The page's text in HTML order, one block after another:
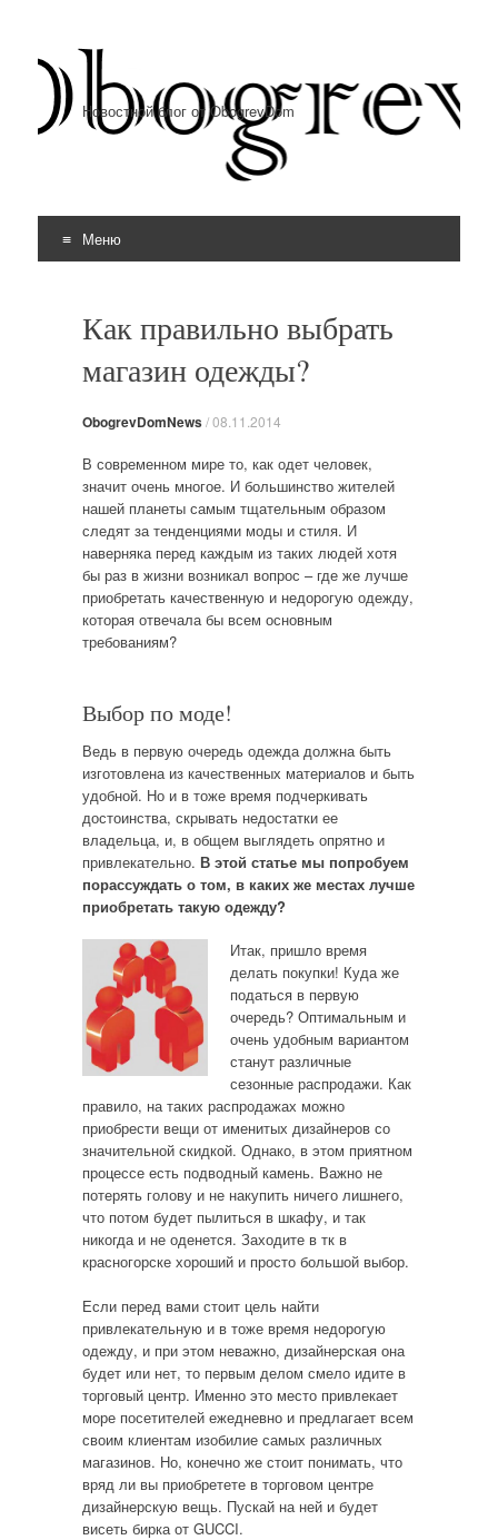
Новостной блог от ObogrevDom
Меню
Как правильно выбрать
магазин одежды?
ObogrevDomNews/08.11.2014
В современном мире то, как одет человек,
значит очень многое. И большинство жителей
нашей планеты самым тщательным образом
следят за тенденциями моды и стиля. И
наверняка перед каждым из таких людей хотя
бы раз в жизни возникал вопрос – где же лучше
приобретать качественную и недорогую одежду,
которая отвечала бы всем основным
требованиям?
Выбор по моде!
Ведь в первую очередь одежда должна быть
изготовлена из качественных материалов и быть
удобной. Но и в тоже время подчеркивать
достоинства, скрывать недостатки ее
владельца, и, в общем выглядеть опрятно и
привлекательно. В этой статье мы попробуем
порассуждать о том, в каких же местах лучше
приобретать такую одежду?
Итак, пришло время
делать покупки! Куда же
податься в первую
очередь? Оптимальным и
очень удобным вариантом
станут различные
сезонные распродажи. Как
правило, на таких распродажах можно
приобрести вещи от именитых дизайнеров со
значительной скидкой. Однако, в этом приятном
процессе есть подводный камень. Важно не
потерять голову и не накупить ничего лишнего,
что потом будет пылиться в шкафу, и так
никогда и не оденется. Заходите в тк в
красногорске хороший и просто большой выбор.
Если перед вами стоит цель найти
привлекательную и в тоже время недорогую
одежду, и при этом неважно, дизайнерская она
будет или нет, то первым делом смело идите в
торговый центр. Именно это место привлекает
море посетителей ежедневно и предлагает всем
своим клиентам изобилие самых различных
магазинов. Но, конечно же стоит понимать, что
вряд ли вы приобретете в торговом центре
дизайнерскую вещь. Пускай на ней и будет
висеть бирка от GUCCI.